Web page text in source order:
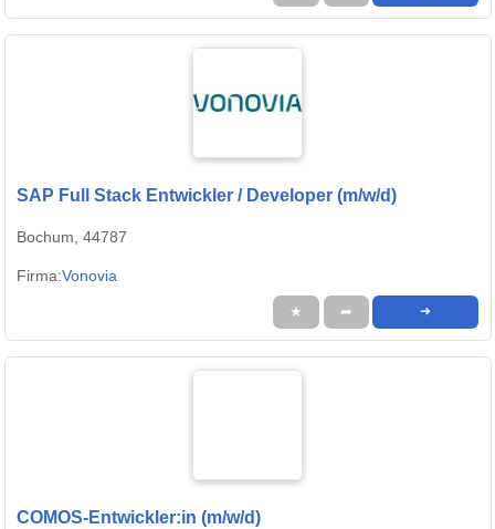
SAP Full Stack Entwickler / Developer (m/w/d)
Bochum, 44787
Firma:Vonovia
★ ➦ ➜
COMOS-Entwickler:in (m/w/d)